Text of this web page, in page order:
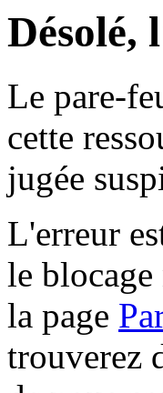
Désolé,
Le pare-
cette
jugée
L'erreur
le
la page
trouverez